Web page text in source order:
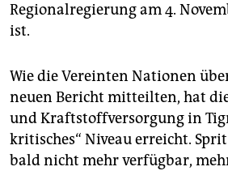
Regionalregierung am 4.
ist.
Wie die Vereinten Nationen
neuen Bericht mitteilten, hat
und Kraftstoffversorgung in
kritisches“ Niveau erreicht.
bald nicht mehr verfügbar,